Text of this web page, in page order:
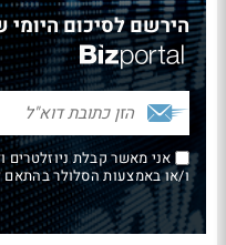
הירשם לסיכום
אני מאשר קבלת ניוזלטרים
ו/או באמצעות הסלולר בהתאם למפורט